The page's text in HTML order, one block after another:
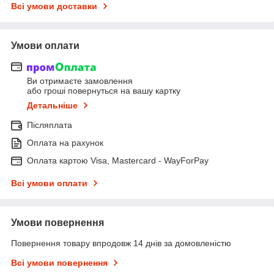
Всі умови доставки
Умови оплати
Ви отримаєте замовлення
або гроші повернуться на вашу картку
Детальніше
Післяплата
Оплата на рахунок
Оплата картою Visa, Mastercard - WayForPay
Всі умови оплати
Умови повернення
Повернення товару впродовж 14 днів за домовленістю
Всі умови повернення